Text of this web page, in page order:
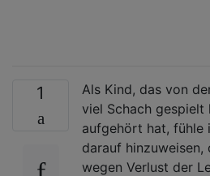
1
Als Kind, das von
viel Schach gespielt
aufgehört hat, fühle
darauf
wegen Verlust der